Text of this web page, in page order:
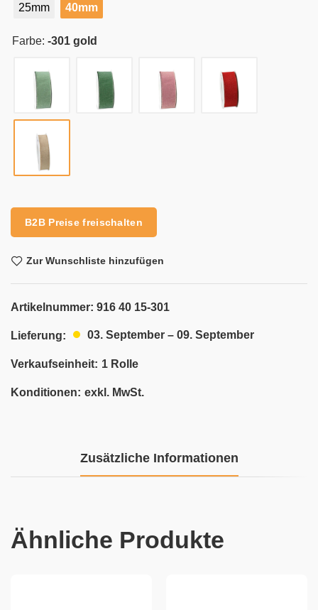
25mm 40mm
Farbe: -301 gold
B2B Preise freischalten
Zur Wunschliste hinzufügen
Artikelnummer: 916 40 15-301
Lieferung: 03. September – 09. September
Verkaufseinheit: 1 Rolle
Konditionen: exkl. MwSt.
Zusätzliche Informationen
Ähnliche Produkte